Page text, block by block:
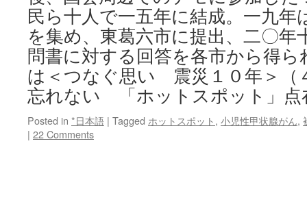
民ら十人で一五年に結成。一九年
を集め、東葛六市に提出、二〇年
問書に対する回答を各市から得ら
は＜つなぐ思い 震災１０年＞
忘れない 「ホットスポット」
Posted in *日本語 | Tagged ホットスポット, 小児性甲状腺がん,
| 22 Comments